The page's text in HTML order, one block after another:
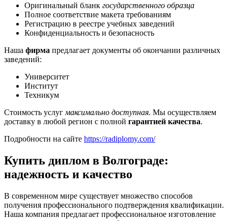
Оригинальный бланк государственного образца
Полное соответствие макета требованиям
Регистрацию в реестре учебных заведений
Конфиденциальность и безопасность
Наша фирма предлагает документы об окончании различных
заведений:
Университет
Институт
Техникум
Стоимость услуг максимально доступная. Мы осуществляем
доставку в любой регион с полной гарантией качества.
Подробности на сайте https://radiplomy.com/
Купить диплом в Волгограде:
надежность и качество
В современном мире существует множество способов
получения профессионального подтверждения квалификации.
Наша компания предлагает профессиональное изготовление